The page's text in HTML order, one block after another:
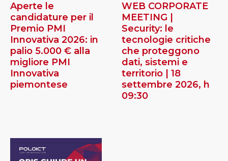
Aperte le
candidature per il
Premio PMI
Innovativa 2026: in
palio 5.000 € alla
migliore PMI
Innovativa
piemontese
WEB CORPORATE
MEETING |
Security: le
tecnologie critiche
che proteggono
dati, sistemi e
territorio | 18
settembre 2026, h
09:30